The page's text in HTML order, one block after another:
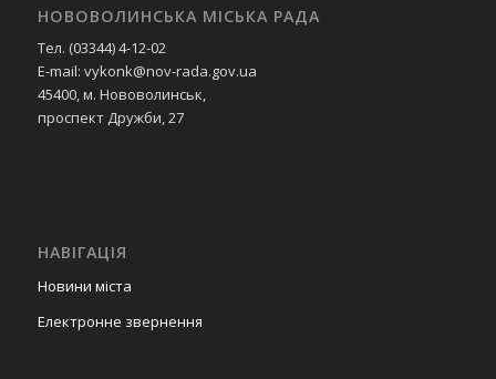
НОВОВОЛИНСЬКА МІСЬКА РАДА
Тел. (03344) 4-12-02
E-mail: vykonk@nov-rada.gov.ua
45400, м. Нововолинськ,
проспект Дружби, 27
НАВІГАЦІЯ
Новини міста
Електронне звернення